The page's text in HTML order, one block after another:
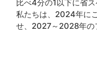
比べ4分の1以下に省ス
私たちは、2024年に
せ、2027～2028年の